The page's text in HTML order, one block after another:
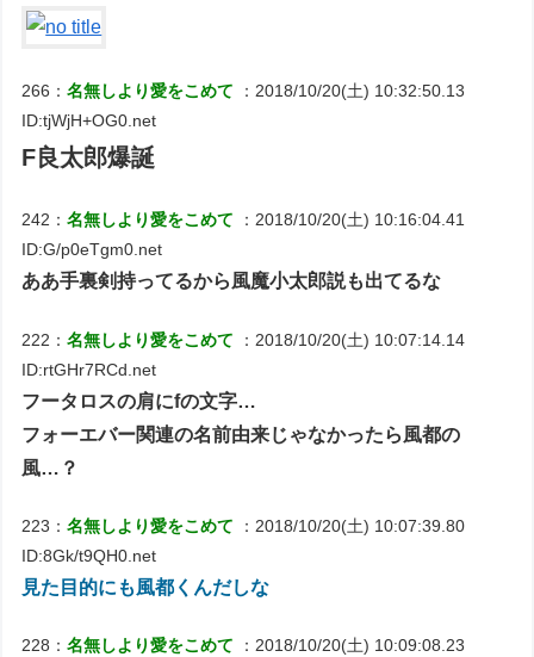
266：名無しより愛をこめて
：2018/10/20(土) 10:32:50.13
ID:tjWjH+OG0.net
F良太郎爆誕
242：名無しより愛をこめて
：2018/10/20(土) 10:16:04.41
ID:G/p0eTgm0.net
ああ手裏剣持ってるから風魔小太郎説も出てるな
222：名無しより愛をこめて
：2018/10/20(土) 10:07:14.14
ID:rtGHr7RCd.net
フータロスの肩にfの文字…
フォーエバー関連の名前由来じゃなかったら風都の
風…？
223：名無しより愛をこめて
：2018/10/20(土) 10:07:39.80
ID:8Gk/t9QH0.net
見た目的にも風都くんだしな
228：名無しより愛をこめて
：2018/10/20(土) 10:09:08.23